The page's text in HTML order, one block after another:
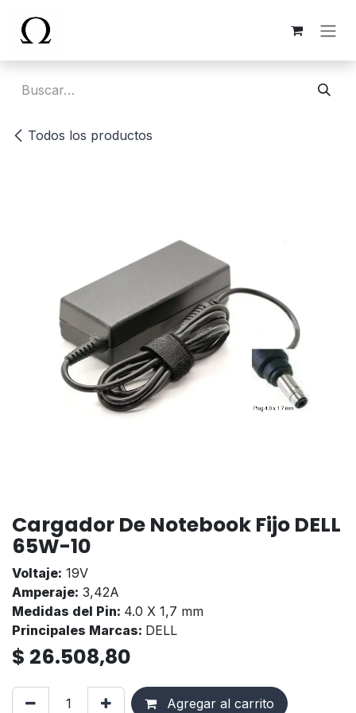
Todos los productos
Cargador De Notebook Fijo DELL
65W-10
Voltaje: 19V
Amperaje: 3,42A
Medidas del Pin: 4.0 X 1,7 mm
Principales Marcas: DELL
$ 26.508,80
Agregar al carrito